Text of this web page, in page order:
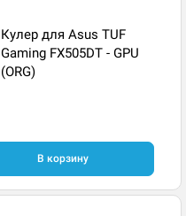
Кулер для Asus TUF
Gaming FX505DT - GPU
(ORG)
В корзину